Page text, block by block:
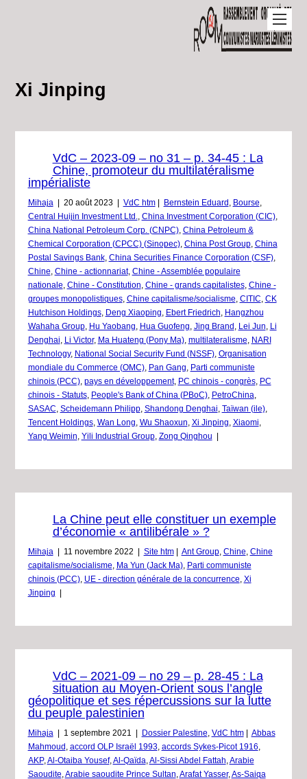
Xi Jinping
VdC – 2023-09 – no 31 – p. 34-45 : La
Chine, promoteur du multilatéralisme
impérialiste
Mihaja 20 août 2023 VdC htm Bernstein Eduard Bourse
Central Huijin Investment Ltd.
China Investment Corporation (CIC),
China National Petroleum Corp. (CNPC), China Petroleum &
Chemical Corporation (CPCC) (Sinopec), China Post Group, China
Postal Savings Bank, China Securities Finance Corporation (CSF),
Chine Chine - actionnariat, Chine - Assemblée populaire
nationale Chine - Constitution Chine - grands capitalistes, Chine -
groupes monopolistiques, Chine capitalisme/socialisme CITIC CK
Hutchison Holdings, Deng Xiaoping Ebert Friedrich
Hangzhou
Wahaha Group, Hu Yaobang Hua Guofeng Jing Brand Lei Jun
Li
Denghai
Li Victor, Ma Huateng (Pony Ma), multilateralisme
NARI
Technology, National Social Security Fund (NSSF), Organisation
mondiale du Commerce (OMC), Pan Gang
Parti communiste
chinois (PCC), pays en développement, PC chinois - congrès,
PC
chinois - Statuts, People's Bank of China (PBoC), PetroChina
SASAC Scheidemann Philipp, Shandong Denghai Taïwan (ile),
Tencent Holdings, Wan Long Wu Shaoxun Xi Jinping Xiaomi
Yang Weimin Yili Industrial Group, Zong Qinghou
La Chine peut elle constituer un exemple
d’économie « antilibérale » ?
Mihaja 11 novembre 2022 Site htm Ant Group, Chine Chine
capitalisme/socialisme
Ma Yun (Jack Ma),
Parti communiste
chinois (PCC), UE - direction générale de la concurrence Xi
Jinping
VdC – 2021-09 – no 29 – p. 28-45 : La
situation au Moyen-Orient sous l’angle
géopolitique et ses répercussions sur la lutte
du peuple palestinien
Mihaja 1 septembre 2021 Dossier Palestine VdC htm
Abbas
Mahmoud
accord OLP Israël 1993, accords Sykes-Picot 1916
AKP, Al-Otaiba Yousef, Al-Qaïda Al-Sissi Abdel Fattah Arabie
Saoudite Arabie saoudite Prince Sultan Arafat Yasser, As-Saiqa